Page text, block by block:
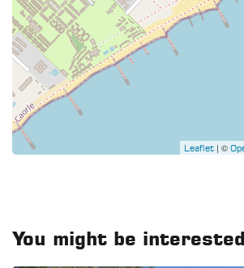
Leaflet | ©
You might be interested